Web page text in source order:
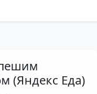
(Яндекс Еда)